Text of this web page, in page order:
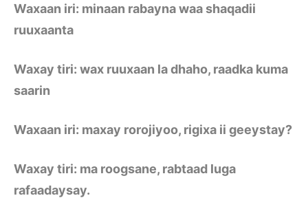
Waxaan iri: minaan rabayna waa shaqadii
ruuxaanta
Waxay tiri: wax ruuxaan la dhaho, raadka kuma
saarin
Waxaan iri: maxay rorojiyoo, rigixa ii geeystay?
Waxay tiri: ma roogsane, rabtaad luga
rafaadaysay.